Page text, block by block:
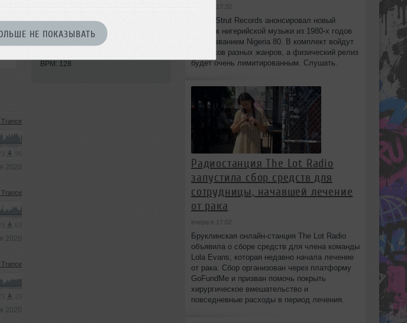
НЕ ПОКАЗЫВАТЬ
2020
2020
2020
Стиль: Progressive Trance
Записан: 30 апреля 2018
BPM: 128
вчера в 17:32
Лейбл Strut Records анонсировал новый
сборник нигерийской музыки из 1980-х годов
под названием Nigeria 80. В комплект войдут
13 треков разных жанров, а физический релиз
будет очень лимитированным. Слушать.
Радиостанция The Lot Radio
запустила сбор средств для
сотрудницы, начавшей лечение
от рака
вчера в 17:02
Бруклинская онлайн-станция The Lot Radio
объявила о сборе средств для члена команды
Lola Evans, которая недавно начала лечение
от рака. Сбор организован через платформу
GoFundMe и призван помочь покрыть
хирургическое вмешательство и
повседневные расходы в период лечения.